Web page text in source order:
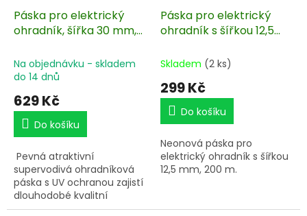
Páska pro elektrický
ohradník, šířka 30 mm,
m
Na objednávku - skladem
do 14 dnů
629 Kč
Do košíku
Pevná atraktivní
supervodivá ohradníková
páska s UV ochranou zajistí
dlouhodobé kvalitní
ohrazení.
Páska pro elektrický
ohradník s šířkou 12,5
200 m
Skladem (2 ks)
299 Kč
Do košíku
Neonová páska pro
elektrický ohradník s šířkou
12,5 mm, 200 m.